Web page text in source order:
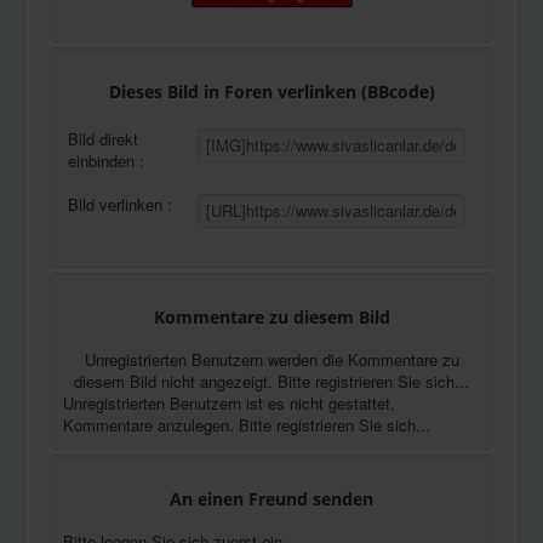
Dieses Bild in Foren verlinken (BBcode)
Bild direkt
einbinden :
Bild verlinken :
Kommentare zu diesem Bild
Unregistrierten Benutzern werden die Kommentare zu
diesem Bild nicht angezeigt. Bitte registrieren Sie sich...
Unregistrierten Benutzern ist es nicht gestattet,
Kommentare anzulegen. Bitte registrieren Sie sich...
An einen Freund senden